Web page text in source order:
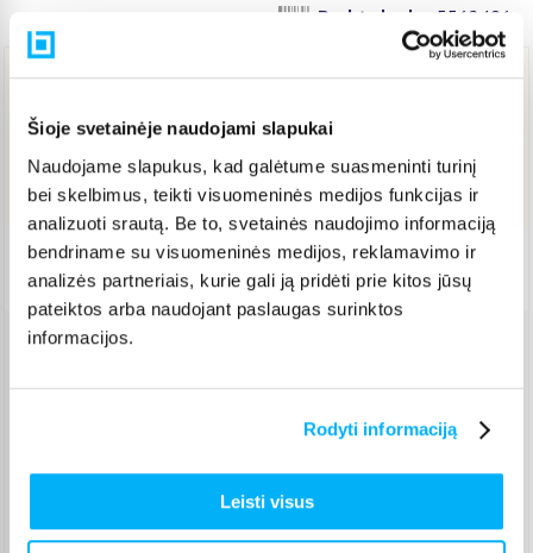
Šioje svetainėje naudojami slapukai
Naudojame slapukus, kad galėtume suasmeninti turinį
bei skelbimus, teikti visuomeninės medijos funkcijas ir
analizuoti srautą. Be to, svetainės naudojimo informaciją
bendriname su visuomeninės medijos, reklamavimo ir
analizės partneriais, kurie gali ją pridėti prie kitos jūsų
pateiktos arba naudojant paslaugas surinktos
informacijos.
Rodyti informaciją
Leisti visus
Prekės kodas 5562496
18,72 €
Į KREPŠELĮ
Pristatymas Lietuvoje: 7-14 d.d.
Pristato ir šeštadienį
Omniva paštomatas (2,39 €)
Pristato ir šeštadienį